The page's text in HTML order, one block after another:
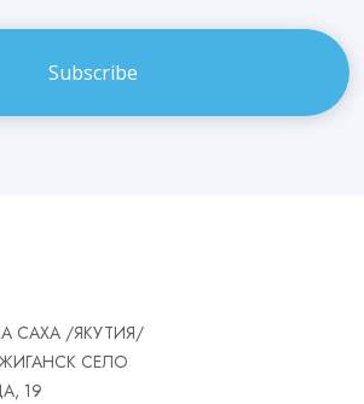
САХА /ЯКУТИЯ/
СЕЛО
19